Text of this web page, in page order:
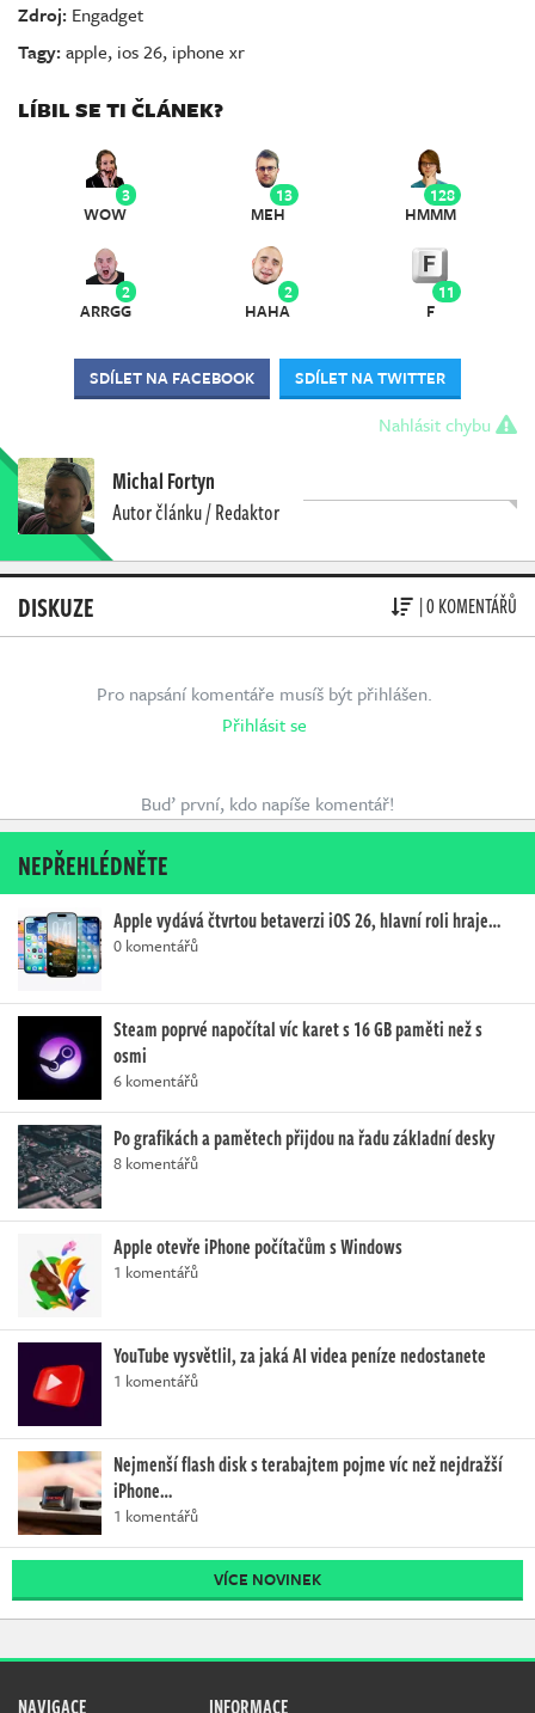
Zdroj: Engadget
Tagy:apple, ios 26, iphone xr
LÍBIL SE TI ČLÁNEK?
3
WOW
13
MEH
128
HMMM
2
ARRGG
2
HAHA
11
F
SDÍLET NA FACEBOOK SDÍLET NA TWITTER
Nahlásit chybu
Michal Fortyn
Autor článku / Redaktor
DISKUZE | 0 KOMENTÁŘŮ
Pro napsání komentáře musíš být přihlášen.
Přihlásit se
Buď první, kdo napíše komentář!
NEPŘEHLÉDNĚTE
Apple vydává čtvrtou betaverzi iOS 26, hlavní roli hraje…
0 komentářů
Steam poprvé napočítal víc karet s 16 GB paměti než s
osmi
6 komentářů
Po grafikách a pamětech přijdou na řadu základní desky
8 komentářů
Apple otevře iPhone počítačům s Windows
1 komentářů
YouTube vysvětlil, za jaká AI videa peníze nedostanete
1 komentářů
Nejmenší flash disk s terabajtem pojme víc než nejdražší
iPhone…
1 komentářů
VÍCE NOVINEK
NAVIGACE INFORMACE